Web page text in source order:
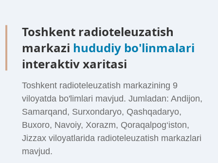
Toshkent radioteleuzatish
markazi hududiy bo'linmalari
interaktiv xaritasi
Toshkent radioteleuzatish markazining 9
viloyatda bo'limlari mavjud. Jumladan: Andijon,
Samarqand, Surxondaryo, Qashqadaryo,
Buxoro, Navoiy, Xorazm, Qoraqalpog‘iston,
Jizzax viloyatlarida radioteleuzatish markazlari
mavjud.